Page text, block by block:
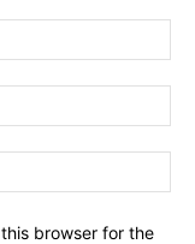
browser for the